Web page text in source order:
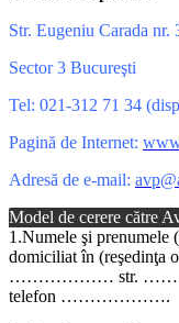
Str. Eugeniu Carada nr.
Sector 3 Bucureşti
Tel: 021-312 71 34
Pagină de Internet:
Adresă de e-mail:
Model de cerere către
1.Numele şi
domiciliat în (reşedinţa
……………… str.
telefon ……………….